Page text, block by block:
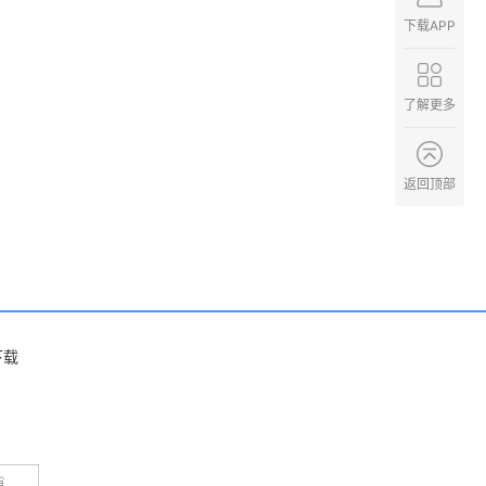
载
下载APP
了解更多
返回顶部